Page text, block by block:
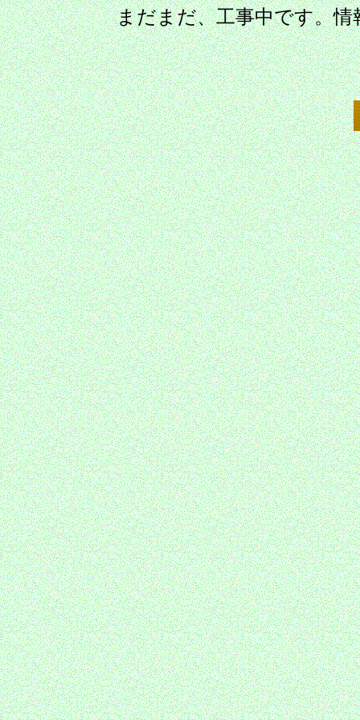
まだまだ、工事中です。